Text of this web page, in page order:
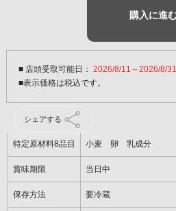
購入に進
■ 店頭受取可能日：2026/8/11～2026/8/31
シェアする
特定原材料8品目 小麦 卵 乳成分
賞味期限 当日中
保存方法 要冷蔵